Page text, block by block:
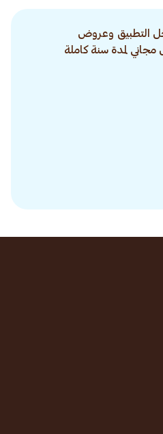
التطبيق وعروض
لمدة سنة كاملة